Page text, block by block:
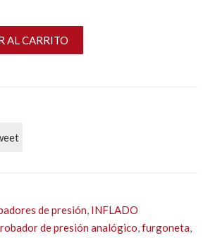
AL CARRITO
de presión, INFLADO
de presión analógico,furgoneta,